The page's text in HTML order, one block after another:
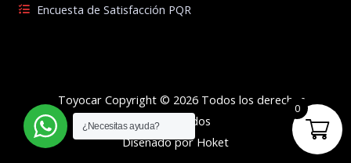
Encuesta de Satisfacción PQR
Toyocar Copyright © 2026 Todos los derechos
reservados
Diseñado por Hoket
¿Necesitas ayuda?
0